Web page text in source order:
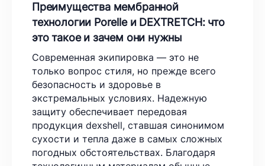
Преимущества мембранной
технологии Porelle и DEXTRETCH: что
это такое и зачем они нужны
Современная экипировка — это не
только вопрос стиля, но прежде всего
безопасность и здоровье в
экстремальных условиях. Надежную
защиту обеспечивает передовая
продукция dexshell, ставшая синонимом
сухости и тепла даже в самых сложных
погодных обстоятельствах. Благодаря